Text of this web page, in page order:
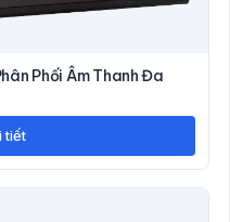
Phối Âm Thanh Đa
tiết